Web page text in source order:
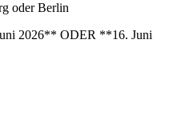
oder Berlin
2026** ODER **16. Juni